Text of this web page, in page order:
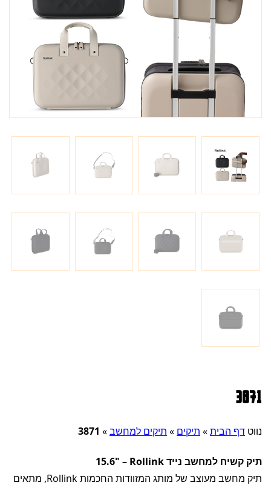
3871
נווט דף הבית» תיקים » תיקים למחשב»
3871
תיק קשיח למחשב נייד ‎15.6"‎ – Rollink
תיק מחשב מעוצב של מותג המזוודות החכמות Rollink, מתאים